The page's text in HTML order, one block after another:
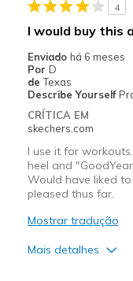
Width
Sizing
View On Shoes
4
I would buy this
Enviado há 6 meses
Por D
de Texas
Describe Yourself
CRÍTICA EM
skechers.com
I use it for
heel and
Would have liked
pleased thus far.
Mostrar tradução
Mais detalhes